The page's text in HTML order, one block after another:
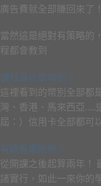
廣告費就全部賺回來了！
當然這是絕對有策略的
程都會教到
課程是什麼幣別？
這裡看到的幣別全部都
灣、香港、馬來西亞…..
屆：）信用卡全部都可
有觀看期限嗎？
從開課之後起算兩年！
諸實行，如此一來你的